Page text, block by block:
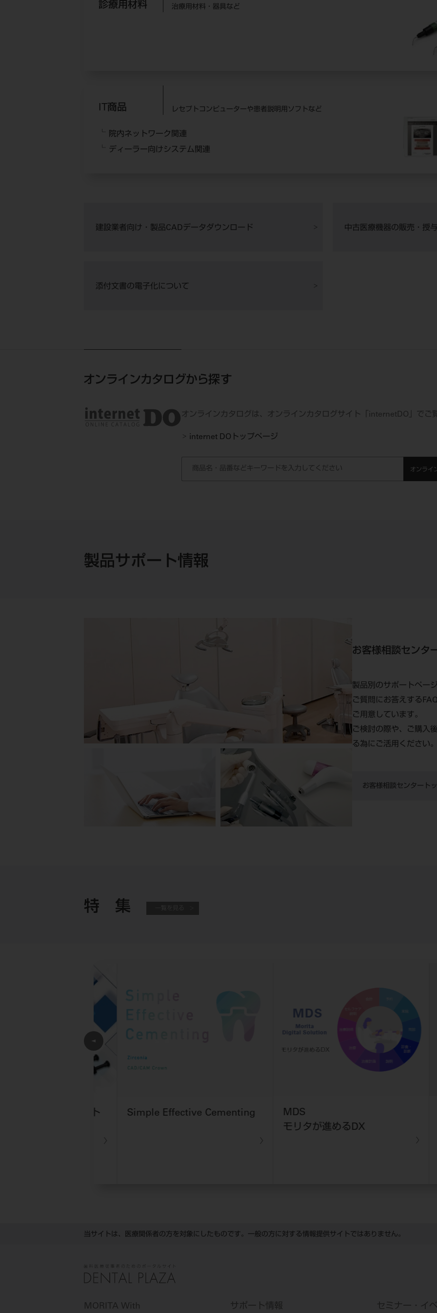
診療用材料 治療用材料・器具など
IT商品 レセプトコンピューターや患者説明用ソフトなど
院内ネットワーク関連
ディーラー向けシステム関連
建設業者向け・製品CADデータダウンロード 中古医療機器の販売・授
添付文書の電子化について
オンラインカタログから探す
オンラインカタログは、オンラインカタログサイト「internetDO」でご
internet DOトップページ
オンライ
製品サポート情報
お客様相談センタ
製品別のサポートペー
ご質問にお答えする
ご用意しています。
ご検討の際や、ご購入
る為にご活用ください。
お客様相談センタート
特 集 一覧を見る
Simple Effective Cementing
モリタが進めるDX
当サイトは、医療関係者の方を対象にしたものです。一般の方に対する情報提供サイトではありません。
MORITA With サポート情報 セミナー・イ